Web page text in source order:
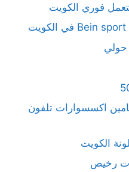
فوري الكويت
حولي
اكسسوارات تلفون
الكويت
رخيص